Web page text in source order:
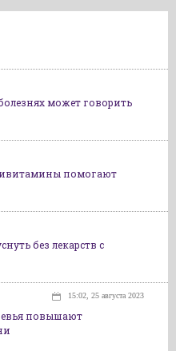
может говорить
помогают
без лекарств с
15:02, 25 августа 2023
повышают